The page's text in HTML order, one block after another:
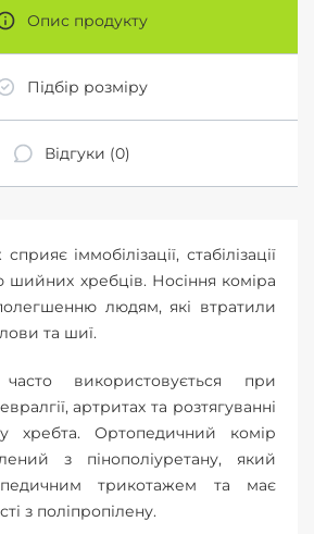
Опис продукту
Підбір розміру
Відгуки (0)
іммобілізації, стабілізації
шийних хребців. Носіння коміра
людям, які втратили
та шиї.
використовується при
артритах та розтягуванні
хребта. Ортопедичний комір
з пінополіуретану, який
трикотажем та має
з поліпропілену.